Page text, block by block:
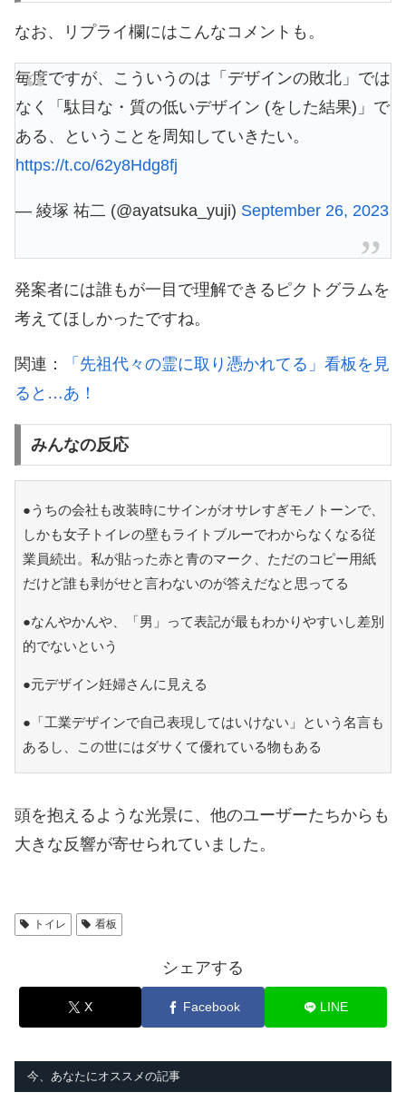
なお、リプライ欄にはこんなコメントも。
毎度ですが、こういうのは「デザインの敗北」では
なく「駄目な・質の低いデザイン (をした結果)」で
ある、ということを周知していきたい。
https://t.co/62y8Hdg8fj
— 綾塚 祐二 (@ayatsuka_yuji) September 26, 2023
発案者には誰もが一目で理解できるピクトグラムを
考えてほしかったですね。
関連：
「先祖代々の霊に取り憑かれてる」看板を見
ると…あ！
みんなの反応
●うちの会社も改装時にサインがオサレすぎモノトーンで、
しかも女子トイレの壁もライトブルーでわからなくなる従
業員続出。私が貼った赤と青のマーク、ただのコピー用紙
だけど誰も剥がせと言わないのが答えだなと思ってる
●なんやかんや、「男」って表記が最もわかりやすいし差別
的でないという
●元デザイン妊婦さんに見える
●「工業デザインで自己表現してはいけない」という名言も
あるし、この世にはダサくて優れている物もある
頭を抱えるような光景に、他のユーザーたちからも
大きな反響が寄せられていました。
トイレ 看板
シェアする
X Facebook LINE
今、あなたにオススメの記事